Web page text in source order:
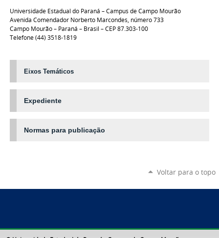
Universidade Estadual do Paraná – Campus de Campo Mourão
Avenida Comendador Norberto Marcondes, número 733
Campo Mourão – Paraná – Brasil – CEP 87.303-100
Telefone (44) 3518-1819
Eixos Temáticos
Expediente
Normas para publicação
Voltar para o topo